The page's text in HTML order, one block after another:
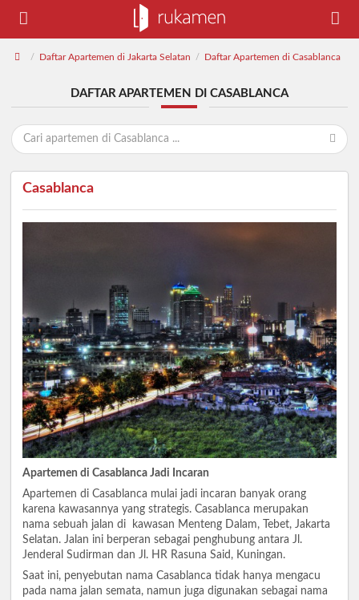
/ Daftar Apartemen di Jakarta Selatan / Daftar Apartemen di Casablanca
DAFTAR APARTEMEN DI CASABLANCA
Casablanca
Apartemen di Casablanca Jadi Incaran
Apartemen di Casablanca mulai jadi incaran banyak orang
karena kawasannya yang strategis. Casablanca merupakan
nama sebuah jalan di kawasan Menteng Dalam, Tebet, Jakarta
Selatan. Jalan ini berperan sebagai penghubung antara Jl.
Jenderal Sudirman dan Jl. HR Rasuna Said, Kuningan.
Saat ini, penyebutan nama Casablanca tidak hanya mengacu
pada nama jalan semata, namun juga digunakan sebagai nama